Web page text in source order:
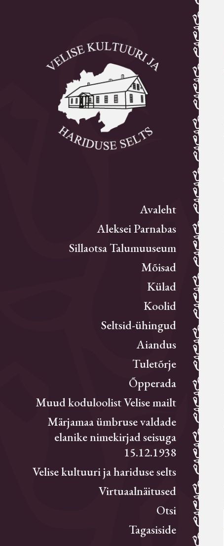
Avaleht
Aleksei Parnabas
Sillaotsa Talumuuseum
Mõisad
Külad
Koolid
Seltsid-ühingud
Aiandus
Tuletõrje
Õpperada
Muud koduloolist Velise mailt
Märjamaa ümbruse valdade
elanike nimekirjad seisuga
15.12.1938
Velise kultuuri ja hariduse selts
Virtuaalnäitused
Otsi
Tagasiside